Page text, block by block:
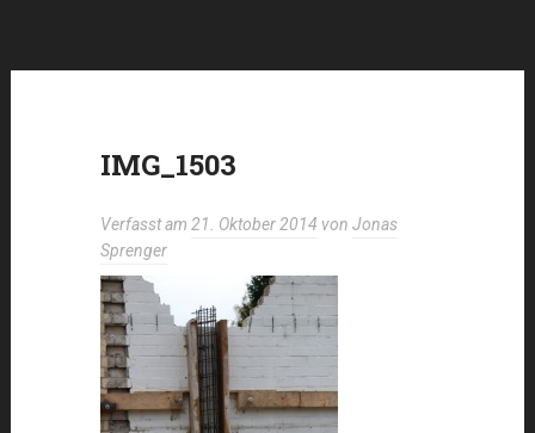
IMG_1503
Verfasst am 21. Oktober 2014 von Jonas
Sprenger